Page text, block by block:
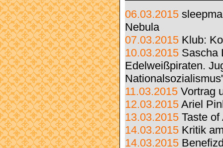
06.03.2015
Nebula
07.03.2015 Klub:
10.03.2015 Sascha
Edelweißpiraten.
11.03.2015 Vortrag
12.03.2015 Ariel
13.03.2015 Taste of
14.03.2015 Kritik
14.03.2015